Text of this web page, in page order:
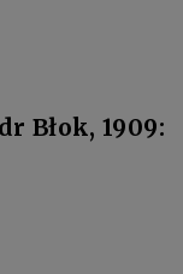
Błok, 1909: